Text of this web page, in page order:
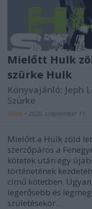
Mielőtt Hulk
szürke Hulk
Könyvajánló: Jeph
Szürke
GReni • 2020. szeptember 11.
Mielőtt a Hulk zöld
szerzőpáros a
kötetek után egy
történetének
című kötetben.
legerősebb és
születésekor…